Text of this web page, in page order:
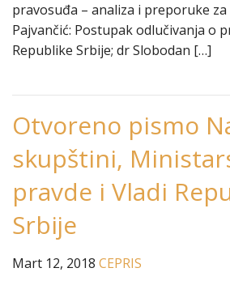
pravosuđa – analiza i preporuke
Pajvančić: Postupak odlučivanja o
Republike Srbije; dr Slobodan […]
Otvoreno pismo
skupštini,
pravde i Vladi
Srbije
Mart 12, 2018 CEPRIS